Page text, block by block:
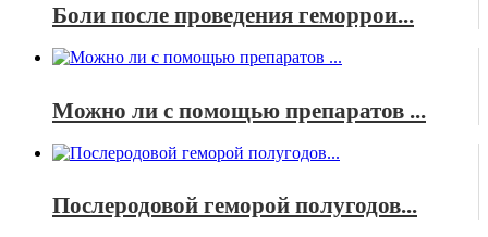
Боли после проведения геморрои...
Можно ли с помощью препаратов ...
Послеродовой геморой полугодов...